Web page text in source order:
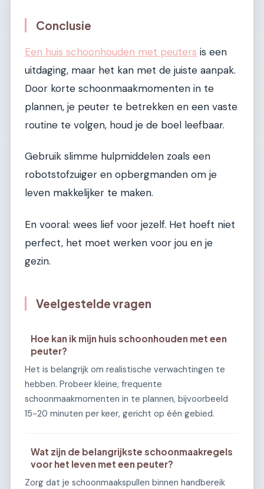
Conclusie
Een huis schoonhouden met peuters is een
uitdaging, maar het kan met de juiste aanpak.
Door korte schoonmaakmomenten in te
plannen, je peuter te betrekken en een vaste
routine te volgen, houd je de boel leefbaar.
Gebruik slimme hulpmiddelen zoals een
robotstofzuiger en opbergmanden om je
leven makkelijker te maken.
En vooral: wees lief voor jezelf. Het hoeft niet
perfect, het moet werken voor jou en je
gezin.
Veelgestelde vragen
Hoe kan ik mijn huis schoonhouden met een
peuter?
Het is belangrijk om realistische verwachtingen te
hebben. Probeer kleine, frequente
schoonmaakmomenten in te plannen, bijvoorbeeld
15-20 minuten per keer, gericht op één gebied.
Wat zijn de belangrijkste schoonmaakregels
voor het leven met een peuter?
Zorg dat je schoonmaakspullen binnen handbereik